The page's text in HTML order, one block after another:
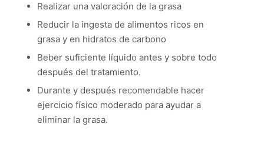
Realizar una valoración de la grasa
Reducir la ingesta de alimentos ricos en
grasa y en hidratos de carbono
Beber suficiente líquido antes y sobre todo
después del tratamiento.
Durante y después recomendable hacer
ejercicio físico moderado para ayudar a
eliminar la grasa.